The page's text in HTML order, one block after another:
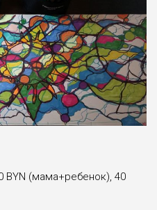
BYN (мама+ребенок), 40